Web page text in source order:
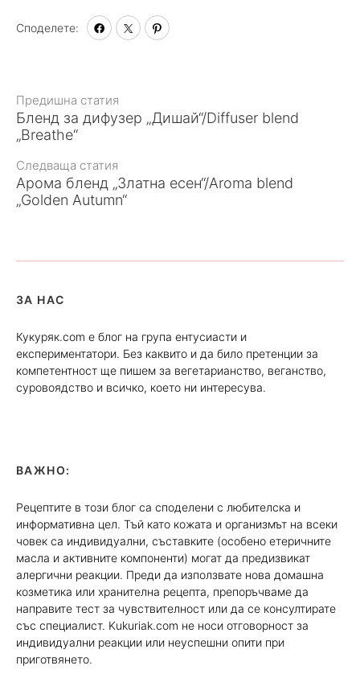
Към
статията
Предишна статия
Бленд за дифузер „Дишай“/Diffuser blend
„Breathe“
Следваща статия
Арома бленд „Златна есен“/Aroma blend
„Golden Autumn“
Споделете:
ЗА НАС
Кукуряк.com е блог на група ентусиасти и
експериментатори. Без каквито и да било претенции за
компетентност ще пишем за вегетарианство, веганство,
суровоядство и всичко, което ни интересува.
ВАЖНО:
Рецептите в този блог са споделени с любителска и
информативна цел. Тъй като кожата и организмът на всеки
човек са индивидуални, съставките (особено етеричните
масла и активните компоненти) могат да предизвикат
алергични реакции. Преди да използвате нова домашна
козметика или хранителна рецепта, препоръчваме да
направите тест за чувствителност или да се консултирате
със специалист. Kukuriak.com не носи отговорност за
индивидуални реакции или неуспешни опити при
приготвянето.